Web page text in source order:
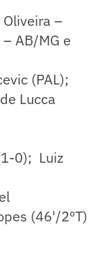
–
AB/MG e
(PAL);
Lucca
0); Luiz
(46'/2ºT)